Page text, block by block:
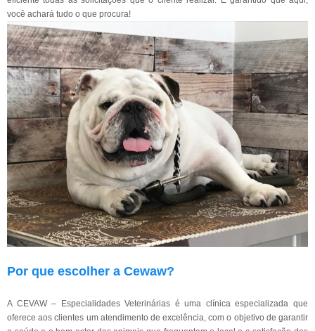
você achará tudo o que procura!
Por que escolher a Cewaw?
A CEVAW – Especialidades Veterinárias é uma clínica especializada que
oferece aos clientes um atendimento de excelência, com o objetivo de garantir